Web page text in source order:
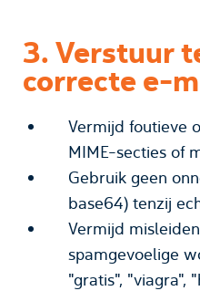
3. Verstuur
correcte e-
Vermijd foutieve
MIME-secties of
Gebruik geen
base64) tenzij
Vermijd
spamgevoelige
"gratis", "viagra",